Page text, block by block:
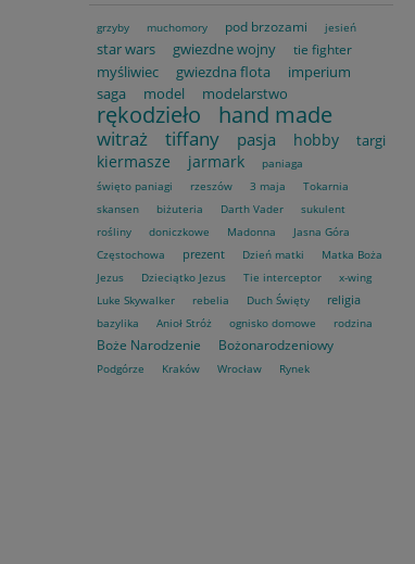
grzyby muchomory pod brzozami jesień
star wars gwiezdne wojny tie fighter
myśliwiec gwiezdna flota
imperium
saga
model modelarstwo
rękodzieło hand made
witraż tiffany pasja hobby targi
kiermasze jarmark
paniaga
święto paniagi
rzeszów 3 maja
Tokarnia
skansen
biżuteria Darth Vader
sukulent
rośliny
doniczkowe Madonna
Jasna Góra
Częstochowa
prezent Dzień matki
Matka Boża
Jezus
Dzieciątko Jezus Tie interceptor
x-wing
Luke Skywalker
rebelia Duch Święty religia
bazylika Anioł Stróż ognisko domowe rodzina
Boże Narodzenie Bożonarodzeniowy
Podgórze Kraków Wrocław Rynek